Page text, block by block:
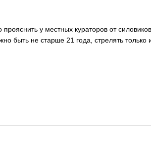
у местных кураторов от
быть не старше 21 года, стрелять